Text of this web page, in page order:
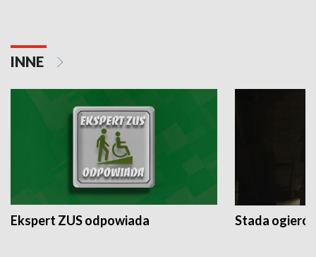
INNE
Ekspert ZUS odpowiada Stada